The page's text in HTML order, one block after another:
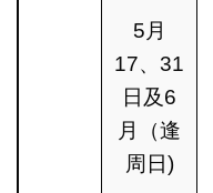
5月
17、31
日及6
月（逢
周日)